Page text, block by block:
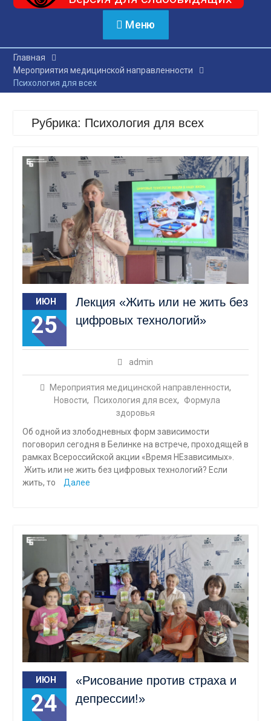
Меню
Главная
Мероприятия медицинской направленности
Психология для всех
Рубрика: Психология для всех
ИЮН
25
Лекция «Жить или не жить без
цифровых технологий»
admin
Мероприятия медицинской направленности,
Новости, Психология для всех,
Формула
здоровья
Об одной из злободневных форм зависимости
поговорил сегодня в Белинке на встрече, проходящей в
рамках Всероссийской акции «Время НЕзависимых».
Жить или не жить без цифровых технологий? Если
жить, то
Далее
ИЮН
24
«Рисование против страха и
депрессии!»